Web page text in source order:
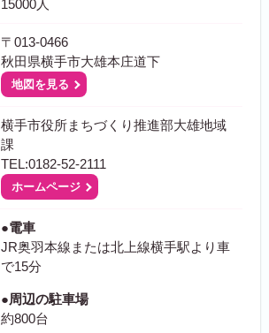
15000人
〒013-0466
秋田県横手市大雄本庄道下
地図を見る
横手市役所まちづくり推進部大雄地域
課
TEL:0182-52-2111
ホームページ
●電車
JR奥羽本線または北上線横手駅より車
で15分
●周辺の駐車場
約800台